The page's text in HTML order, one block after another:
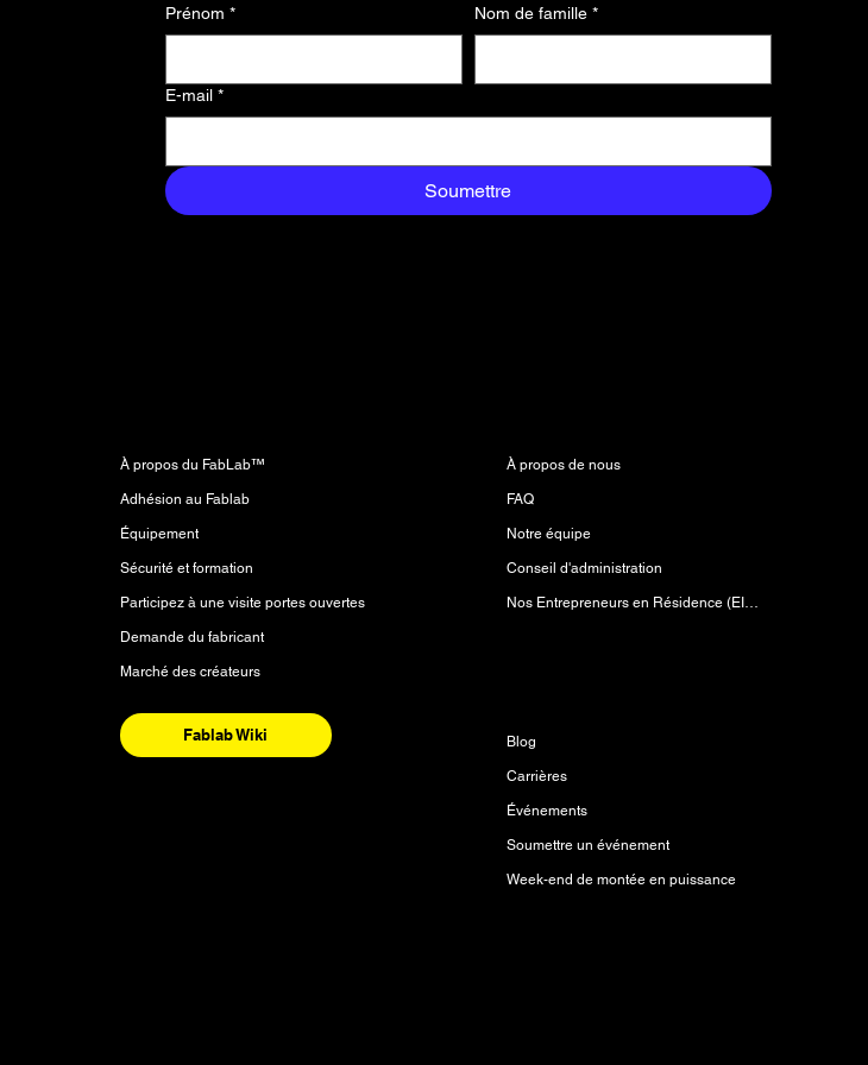
Prénom * Nom de famille *
E-mail *
Soumettre
À propos du FabLab™
Adhésion au Fablab
Équipement
Sécurité et formation
Participez à une visite portes ouvertes
Demande du fabricant
Marché des créateurs
Fablab Wiki
À propos de nous
FAQ
Notre équipe
Conseil d'administration
Nos Entrepreneurs en Résidence (EIR)
Blog
Carrières
Événements
Soumettre un événement
Week-end de montée en puissance